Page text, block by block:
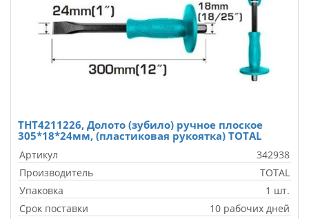
THT4211226, Долото (зубило) ручное плоское
305*18*24мм, (пластиковая рукоятка) TOTAL
Артикул
342938
Производитель
TOTAL
Упаковка
1 шт.
Срок поставки
10 рабочих дней